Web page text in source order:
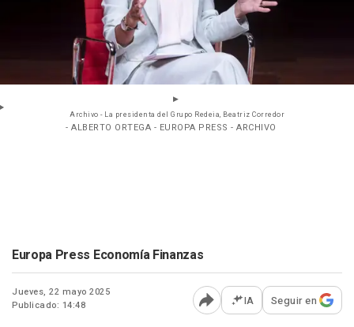
Archivo - La presidenta del Grupo Redeia, Beatriz Corredor
- ALBERTO ORTEGA - EUROPA PRESS - ARCHIVO
Europa Press Economía Finanzas
Jueves, 22 mayo 2025
Publicado: 14:48
Abrir opciones para
IA Seguir en